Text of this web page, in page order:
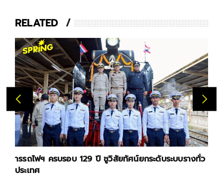
RELATED
ารรถไฟฯ ครบรอบ 129 ปี ชูวิสัยทัศน์ยกระดับระบบรางทั่ว
ประเทศ